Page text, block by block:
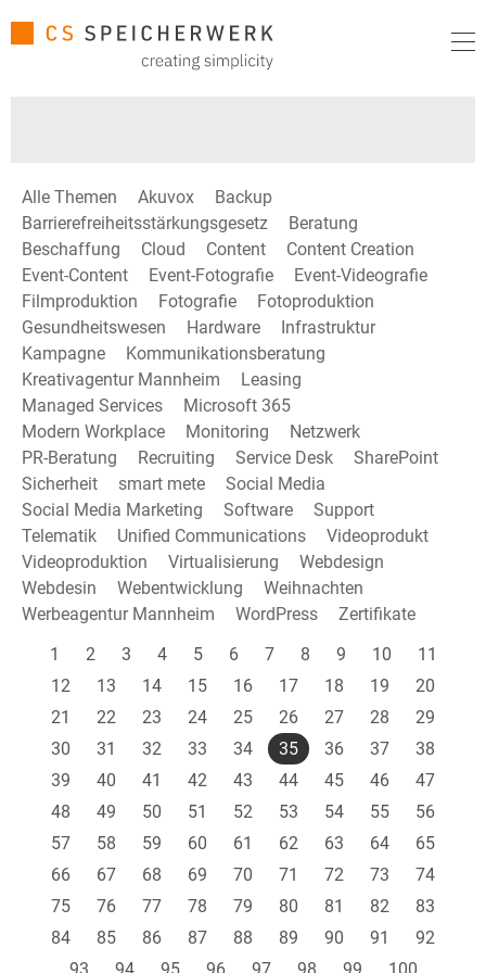
Alle Themen Akuvox
Backup
Barrierefreiheitsstärkungsgesetz
Beratung
Beschaffung
Cloud Content
Content Creation
Event-Content
Event-Fotografie
Event-Videografie
Filmproduktion
Fotografie
Fotoproduktion
Gesundheitswesen
Hardware
Infrastruktur
Kampagne
Kommunikationsberatung
Kreativagentur Mannheim
Leasing
Managed Services
Microsoft 365
Modern Workplace
Monitoring
Netzwerk
PR-Beratung
Recruiting Service Desk
SharePoint
Sicherheit
smart mete
Social Media
Social Media Marketing
Software
Support
Telematik
Unified Communications
Videoprodukt
Videoproduktion
Virtualisierung
Webdesign
Webdesin
Webentwicklung
Weihnachten
Werbeagentur Mannheim
WordPress
Zertifikate
1
2 3 4 5 6 7 8 9 10
11
12
13 14 15 16 17 18 19
20
21
22 23 24 25 26 27 28
29
30
31 32 33 34 35 36 37
38
39
40 41 42 43 44 45 46
47
48
49 50 51 52 53 54 55
56
57
58 59 60 61 62 63 64
65
66
67 68 69 70 71 72 73
74
75
76 77 78 79 80 81 82
83
84
85 86 87 88 89 90 91
92